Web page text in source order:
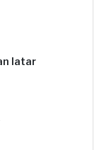
latar